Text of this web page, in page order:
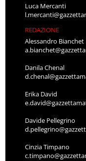
Luca Mercanti
REDAZIONE
Alessandro Bianchet
Danila Chenal
Erika David
Davide Pellegrino
Cinzia Timpano